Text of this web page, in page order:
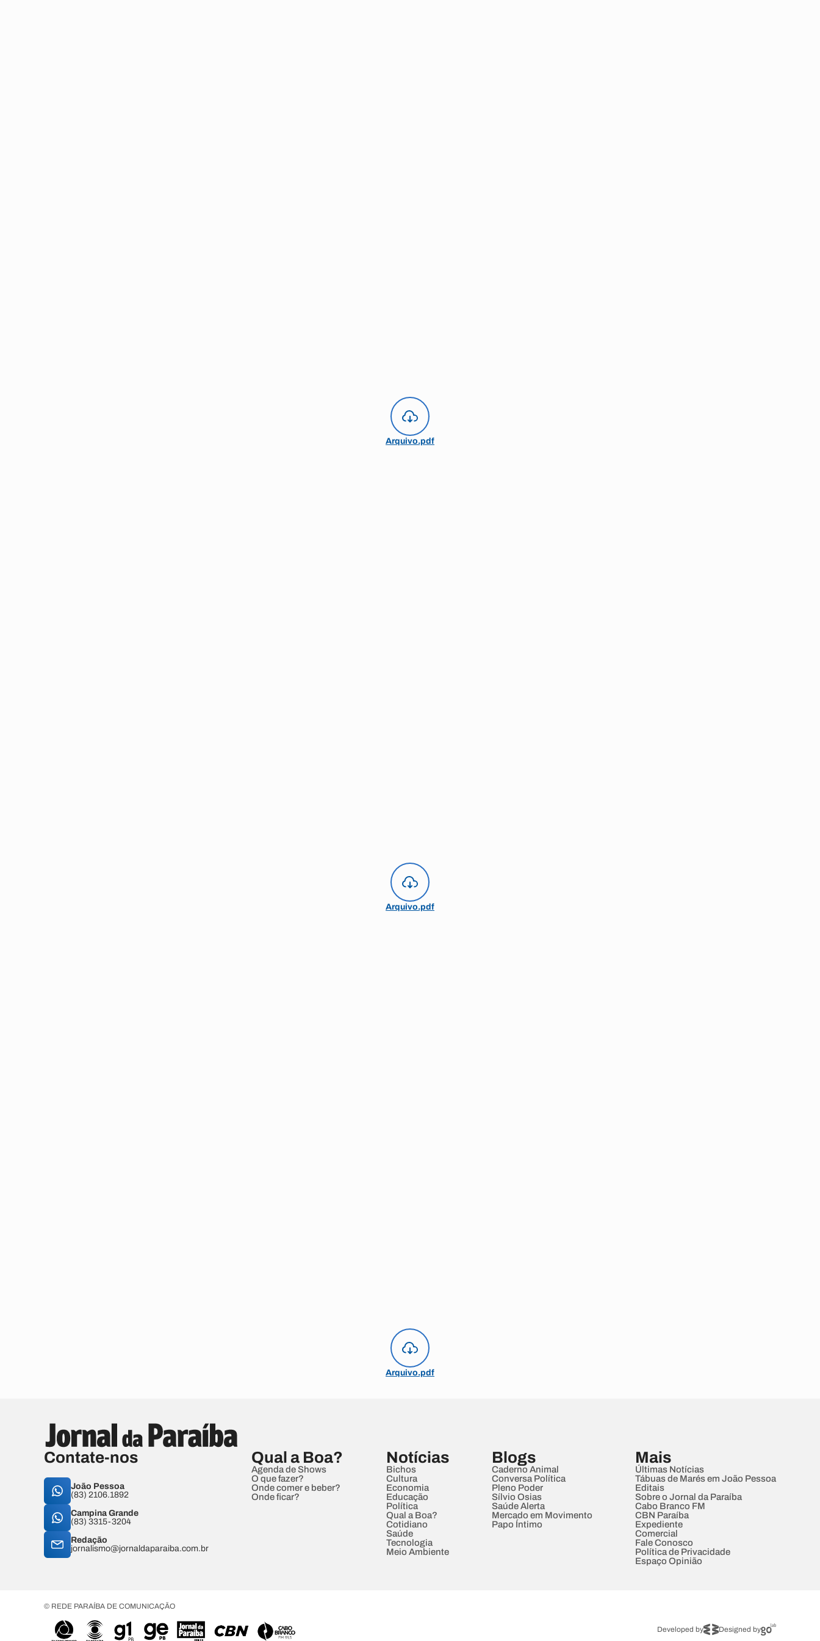
Arquivo.pdf
Arquivo.pdf
Arquivo.pdf
Contate-nos
João Pessoa
(83) 2106.1892
Campina Grande
(83) 3315-3204
Redação
jornalismo@jornaldaparaiba.com.br
Qual a Boa?
Agenda de Shows
O que fazer?
Onde comer e beber?
Onde ficar?
Notícias
Bichos
Cultura
Economia
Educação
Política
Qual a Boa?
Cotidiano
Saúde
Tecnologia
Meio Ambiente
Blogs
Caderno Animal
Conversa Política
Pleno Poder
Sílvio Osias
Saúde Alerta
Mercado em Movimento
Papo Íntimo
Mais
Últimas Notícias
Tábuas de Marés em João Pessoa
Editais
Sobre o Jornal da Paraíba
Cabo Branco FM
CBN Paraíba
Expediente
Comercial
Fale Conosco
Política de Privacidade
Espaço Opinião
© REDE PARAÍBA DE COMUNICAÇÃO
Developed by Designed by